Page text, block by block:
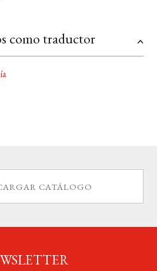
como traductor
CATÁLOGO